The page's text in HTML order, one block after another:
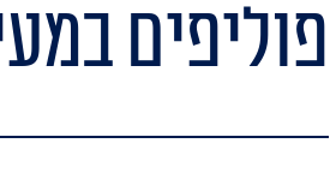
פוליפים